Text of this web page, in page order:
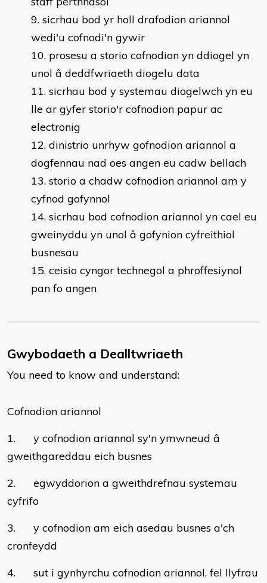
sicrhau bod yr holl drafodion ariannol
wedi'u cofnodi'n gywir
prosesu a storio cofnodion yn ddiogel yn
unol â deddfwriaeth diogelu data
sicrhau bod y systemau diogelwch yn eu
lle ar gyfer storio'r cofnodion papur ac
electronig
dinistrio unrhyw gofnodion ariannol a
dogfennau nad oes angen eu cadw bellach
storio a chadw cofnodion ariannol am y
cyfnod gofynnol
sicrhau bod cofnodion ariannol yn cael eu
gweinyddu yn unol â gofynion cyfreithiol
busnesau
ceisio cyngor technegol a phroffesiynol
pan fo angen
Gwybodaeth a Dealltwriaeth
You need to know and understand:
Cofnodion ariannol
1. y cofnodion ariannol sy'n ymwneud â
gweithgareddau eich busnes
2. egwyddorion a gweithdrefnau systemau
cyfrifo
3. y cofnodion am eich asedau busnes a'ch
cronfeydd
4. sut i gynhyrchu cofnodion ariannol, fel llyfrau